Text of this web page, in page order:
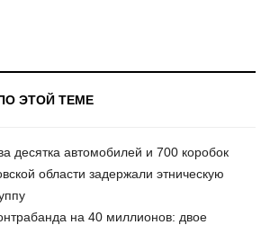
ЭТОЙ ТЕМЕ
десятка автомобилей и 700 коробок
области задержали этническую
на 40 миллионов: двое